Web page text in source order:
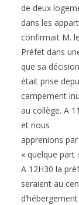
de deux
dans les
confirmait M. le
Préfet dans
que sa décision
était prise
campement
au collège. A
et nous
apprenions
« quelque part
A 12H30 la
seraient au